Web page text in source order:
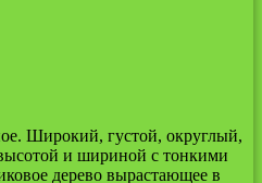
Широкий, густой, округлый,
и шириной с тонкими
дерево вырастающее в